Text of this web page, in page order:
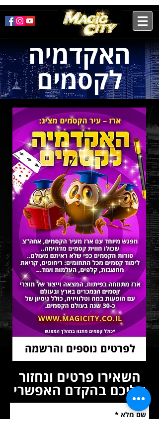
האקדמיה
לקסמים
השאירו פרטים ונחזור
אליכם בהקדם האפשרי